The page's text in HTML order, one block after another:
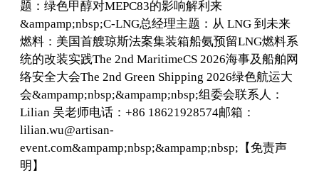
题：绿色甲醇对MEPC83的影响解利来
&ampamp;nbsp;C-LNG总经理主题：从 LNG 到未来
燃料：美国首艘琼斯法案集装箱船氨预留LNG燃料系
统的改装实践The 2nd MaritimeCS 2026海事及船舶网
络安全大会The 2nd Green Shipping 2026绿色航运大
会&ampamp;nbsp;&ampamp;nbsp;组委会联系人：
Lilian 吴老师电话：+86 18621928574邮箱：
lilian.wu@artisan-
event.com&ampamp;nbsp;&ampamp;nbsp;【免责声
明】